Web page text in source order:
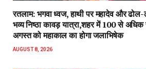
रतलाम: भगवा ध्वज, हाथी पर महादेव और
भव्य निष्ठा कावड़ यात्रा,शहर में 100 से
अगस्त को महाकाल का होगा जलाभिषेक
AUGUST 8, 2026